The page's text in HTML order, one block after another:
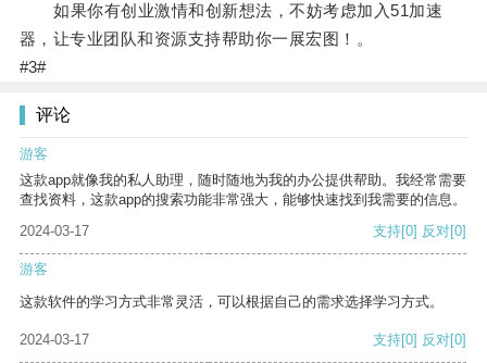
如果你有创业激情和创新想法，不妨考虑加入51加速
器，让专业团队和资源支持帮助你一展宏图！。
#3#
评论
游客
这款app就像我的私人助理，随时随地为我的办公提供帮助。我经常需要
查找资料，这款app的搜索功能非常强大，能够快速找到我需要的信息。
2024-03-17
支持[0] 反对[0]
游客
这款软件的学习方式非常灵活，可以根据自己的需求选择学习方式。
2024-03-17 支持[0] 反对[0]